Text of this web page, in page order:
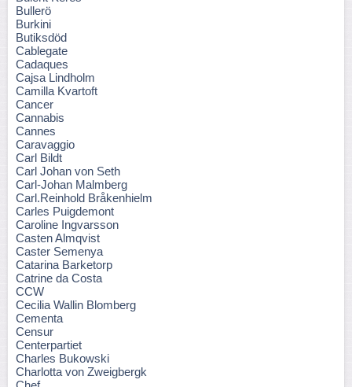
Bullerö
Burkini
Butiksdöd
Cablegate
Cadaques
Cajsa Lindholm
Camilla Kvartoft
Cancer
Cannabis
Cannes
Caravaggio
Carl Bildt
Carl Johan von Seth
Carl-Johan Malmberg
Carl.Reinhold Bråkenhielm
Carles Puigdemont
Caroline Ingvarsson
Casten Almqvist
Caster Semenya
Catarina Barketorp
Catrine da Costa
CCW
Cecilia Wallin Blomberg
Cementa
Censur
Centerpartiet
Charles Bukowski
Charlotta von Zweigbergk